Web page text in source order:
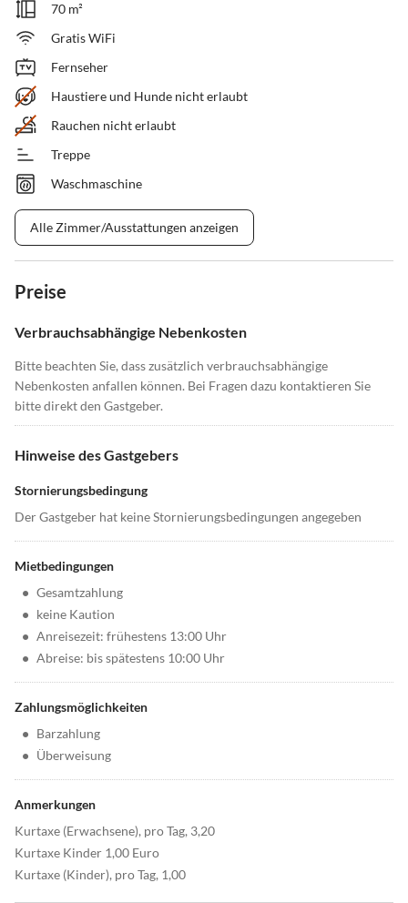
70 m²
Gratis WiFi
Fernseher
Haustiere und Hunde nicht erlaubt
Rauchen nicht erlaubt
Treppe
Waschmaschine
Alle Zimmer/Ausstattungen anzeigen
Preise
Verbrauchsabhängige Nebenkosten
Bitte beachten Sie, dass zusätzlich verbrauchsabhängige
Nebenkosten anfallen können. Bei Fragen dazu kontaktieren Sie
bitte direkt den Gastgeber.
Hinweise des Gastgebers
Stornierungsbedingung
Der Gastgeber hat keine Stornierungsbedingungen angegeben
Mietbedingungen
• Gesamtzahlung
• keine Kaution
• Anreisezeit: frühestens 13:00 Uhr
• Abreise: bis spätestens 10:00 Uhr
Zahlungsmöglichkeiten
• Barzahlung
• Überweisung
Anmerkungen
Kurtaxe (Erwachsene), pro Tag, 3,20
Kurtaxe Kinder 1,00 Euro
Kurtaxe (Kinder), pro Tag, 1,00